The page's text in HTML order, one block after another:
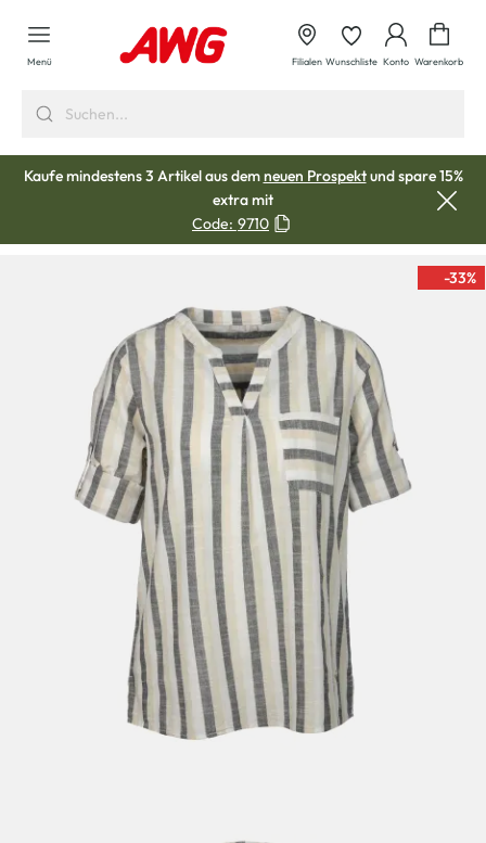
springen
Menü Filialen Wunschliste Konto Warenkorb
Kaufe mindestens 3 Artikel aus demneuen Prospektund spare 15%
extra mit
Code: 9710
-33%